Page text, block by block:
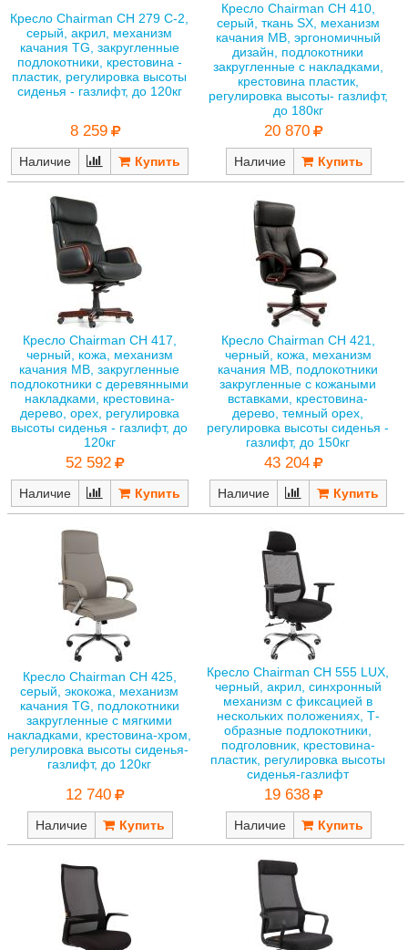
Кресло Chairman CH 279 С-2,
серый, акрил, механизм
качания TG, закругленные
подлокотники, крестовина -
пластик, регулировка высоты
сиденья - газлифт, до 120кг
8 259
Наличие
Кресло Chairman CH 410,
серый, ткань SX, механизм
качания MB, эргономичный
дизайн, подлокотники
закругленные с накладками,
крестовина пластик,
регулировка высоты- газлифт,
до 180кг
20 870
Наличие
Кресло Chairman CH 417,
черный, кожа, механизм
качания MB, закругленные
подлокотники с деревянными
накладками, крестовина-
дерево, орех, регулировка
высоты сиденья - газлифт, до
120кг
52 592
Наличие
Кресло Chairman CH 421,
черный, кожа, механизм
качания MB, подлокотники
закругленные с кожаными
вставками, крестовина-
дерево, темный орех,
регулировка высоты сиденья -
газлифт, до 150кг
43 204
Наличие
Кресло Chairman CH 425,
серый, экокожа, механизм
качания TG, подлокотники
закругленные с мягкими
накладками, крестовина-хром,
регулировка высоты сиденья-
газлифт, до 120кг
12 740
Наличие
Кресло Chairman CH 555 LUX,
черный, акрил, синхронный
механизм с фиксацией в
нескольких положениях, Т-
образные подлокотники,
подголовник, крестовина-
пластик, регулировка высоты
сиденья-газлифт
19 638
Наличие